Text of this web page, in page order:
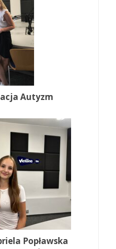
Autyzm
Popławska